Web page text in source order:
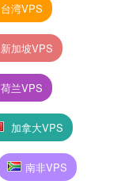
台湾VPS
新加坡VPS
荷兰VPS
加拿大VPS
南非VPS